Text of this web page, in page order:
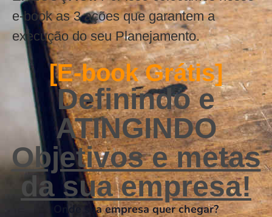
e-book as 3 ações que garantem a
execução do seu Planejamento.
[E-book Grátis]
Definindo e
ATINGINDO
Objetivos e metas
da sua empresa!
Onde sua empresa quer chegar?